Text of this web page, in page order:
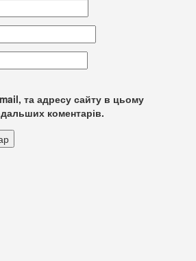
та адресу сайту в цьому
коментарів.